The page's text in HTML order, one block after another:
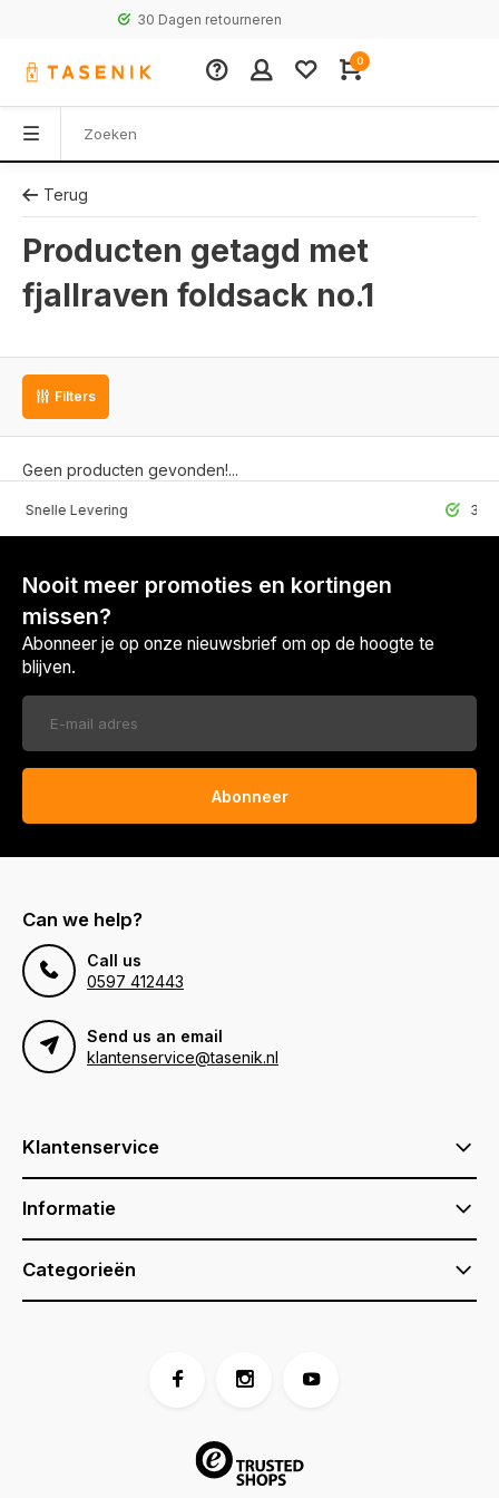
30 Dagen retourneren
0
Terug
Producten getagd met
fjallraven foldsack no.1
Filters
Geen producten gevonden!...
Levering 30 Dagen
Nooit meer promoties en kortingen
missen?
Abonneer je op onze nieuwsbrief om op de hoogte te
blijven.
Abonneer
Can we help?
Call us
0597 412443
Send us an email
klantenservice@tasenik.nl
Klantenservice
Informatie
Categorieën